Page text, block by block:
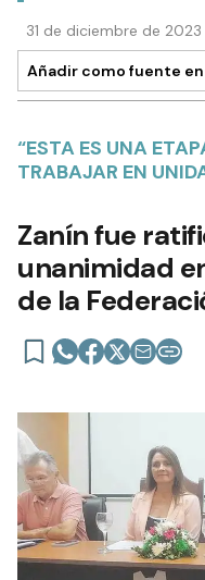
31 de diciembre de
Añadir como fuente en
“ESTA ES UNA
TRABAJAR EN
Zanín fue
unanimidad
de la